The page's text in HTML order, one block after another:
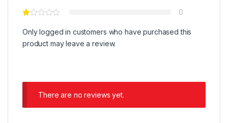
0
Only logged in customers who have purchased this
product may leave a review.
There are no reviews yet.